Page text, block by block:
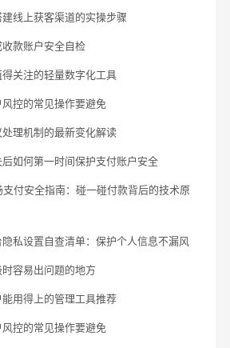
线上获客渠道的实操步骤
款账户安全自检
关注的轻量数字化工具
控的常见操作要避免
理机制的最新变化解读
如何第一时间保护支付账户安全
支付安全指南：碰一碰付款背后的技术原
私设置自查清单：保护个人信息不漏风
容易出问题的地方
用得上的管理工具推荐
控的常见操作要避免